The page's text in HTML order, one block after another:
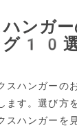
ンガ
グ10
スハンガーの
ます。選び方
スハンガーを